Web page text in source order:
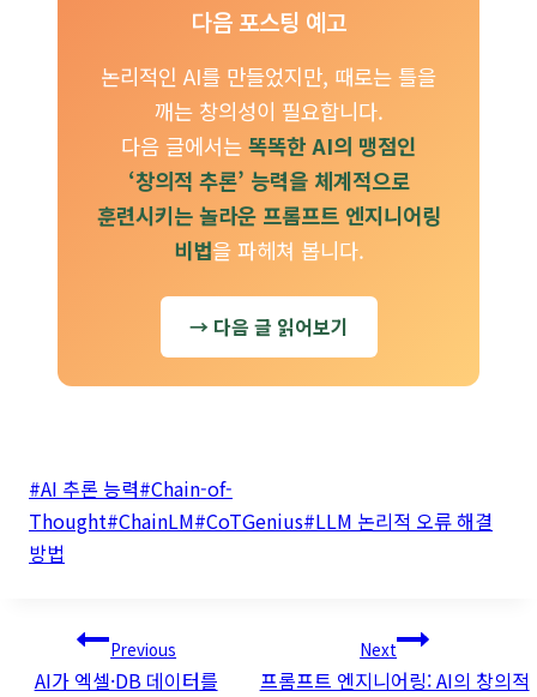
다음 포스팅 예고
논리적인 AI를 만들었지만, 때로는 틀을
깨는 창의성이 필요합니다.
다음 글에서는 똑똑한 AI의 맹점인
‘창의적 추론’ 능력을 체계적으로
훈련시키는 놀라운 프롬프트 엔지니어링
비법을 파헤쳐 봅니다.
→ 다음 글 읽어보기
Post
Tags:
#AI 추론 능력#Chain-of-
Thought#ChainLM#CoTGenius#LLM 논리적 오류 해결
방법
탐색
Previous
AI가 엑셀·DB 데이터를
Next
프롬프트 엔지니어링: AI의 창의적